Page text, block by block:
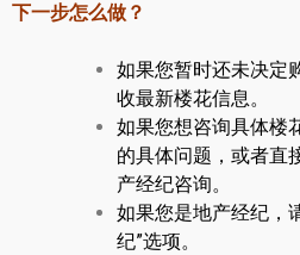
楼花地图
楼花转让专区
多伦多市中心楼花项目
怡陶碧谷社区介绍
下一步怎么做？
如果您暂时还未决定
收最新楼花信息。
如果您想咨询具体楼
的具体问题，或者直
产经纪咨询。
如果您是地产经纪，
纪”选项。